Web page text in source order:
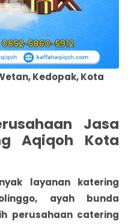
Kedopak, Kota
Jasa
Aqiqoh Kota
layanan katering
, ayah bunda
perusahaan catering